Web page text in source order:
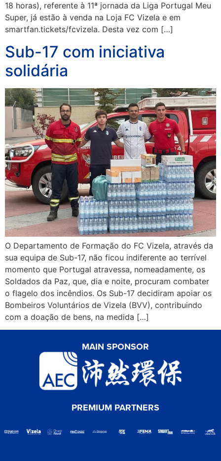
18 horas), referente à 11ª jornada da Liga Portugal Meu
Super, já estão à venda na Loja FC Vizela e em
smartfan.tickets/fcvizela. Desta vez com […]
Sub-17 com iniciativa
solidária
O Departamento de Formação do FC Vizela, através da
sua equipa de Sub-17, não ficou indiferente ao terrível
momento que Portugal atravessa, nomeadamente, os
Soldados da Paz, que, dia e noite, procuram combater
o flagelo dos incêndios. Os Sub-17 decidiram apoiar os
Bombeiros Voluntários de Vizela (BVV), contribuindo
com a doação de bens, na medida […]
MAIN SPONSOR
PREMIUM PARTNERS